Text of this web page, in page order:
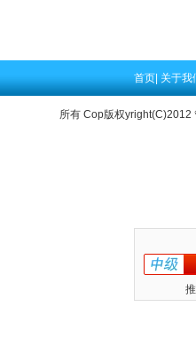
首页 关于
所有 Cop版权yright(C)2012